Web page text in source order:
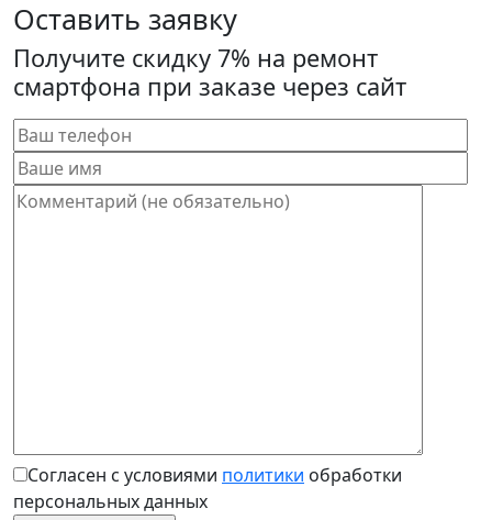
Оставить заявку
Получите скидку 7% на ремонт
смартфона при заказе через сайт
Согласен с условиями политики обработки
персональных данных